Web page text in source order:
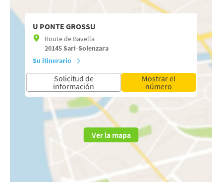
U PONTE GROSSU
Route de Bavella
20145Sari-Solenzara
Su itinerario
Solicitud de
información
Mostrar el
número
Ver la mapa